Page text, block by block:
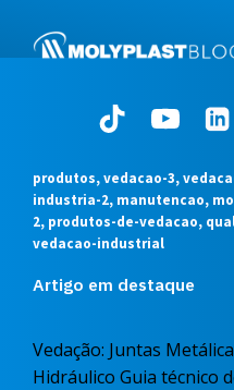
produtos, vedacao-3,
industria-2, manutencao,
2, produtos-de-vedacao,
vedacao-industrial
Artigo em destaque
Vedação: Juntas
Hidráulico Guia técnico